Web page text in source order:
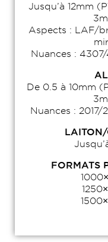
Jusqu’à 12mm
Aspects : LAF/
Nuances :
De 0.5 à 10mm
Nuances :
LAITON/
FORMATS